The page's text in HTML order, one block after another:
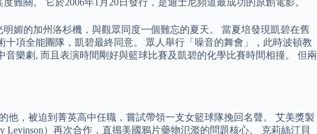
難關。 它於2006年1月20日發行，是迪士尼頻道最成功的原創電影。
媚的加州洛杉機，與觀眾同度一個難忘的夏天。 當夏培發現凱碧在舊
項全能團隊，凱碧最終同意。 眾人舉行「噪音的舞會」，此時波頓教
樂劇, 而且表演時間剛好與籃球比賽及凱碧的化學比賽時間相撞。 但兩
他，被迫到菁英高中任職，嘗試帶領一支女籃球隊挽回名聲。 艾美獎製
Levinson）再次合作，直搗美國鴉片藥物氾濫的問題核心。 克莉絲汀貝